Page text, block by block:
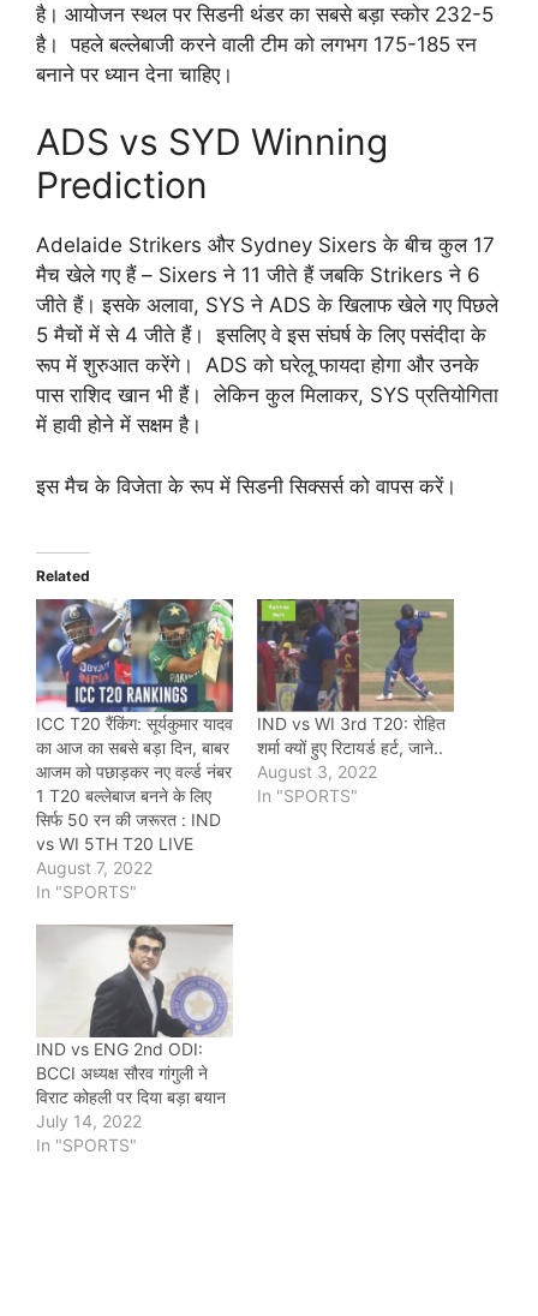
है। आयोजन स्थल पर सिडनी थंडर का सबसे बड़ा स्कोर 232-5
है। पहले बल्लेबाजी करने वाली टीम को लगभग 175-185 रन
बनाने पर ध्यान देना चाहिए।
ADS vs SYD Winning
Prediction
Adelaide Strikers और Sydney Sixers के बीच कुल 17
मैच खेले गए हैं – Sixers ने 11 जीते हैं जबकि Strikers ने 6
जीते हैं। इसके अलावा, SYS ने ADS के खिलाफ खेले गए पिछले
5 मैचों में से 4 जीते हैं। इसलिए वे इस संघर्ष के लिए पसंदीदा के
रूप में शुरुआत करेंगे। ADS को घरेलू फायदा होगा और उनके
पास राशिद खान भी हैं। लेकिन कुल मिलाकर, SYS प्रतियोगिता
में हावी होने में सक्षम है।
इस मैच के विजेता के रूप में सिडनी सिक्सर्स को वापस करें।
Related
ICC T20 रैंकिंग: सूर्यकुमार यादव
का आज का सबसे बड़ा दिन, बाबर
आजम को पछाड़कर नए वर्ल्ड नंबर
1 T20 बल्लेबाज बनने के लिए
सिर्फ 50 रन की जरूरत : IND
vs WI 5TH T20 LIVE
August 7, 2022
In "SPORTS"
IND vs WI 3rd T20: रोहित
शर्मा क्यों हुए रिटायर्ड हर्ट, जाने..
August 3, 2022
In "SPORTS"
IND vs ENG 2nd ODI:
BCCI अध्यक्ष सौरव गांगुली ने
विराट कोहली पर दिया बड़ा बयान
July 14, 2022
In "SPORTS"